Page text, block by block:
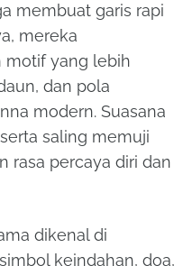
membuat garis rapi
mereka
motif yang lebih
dan pola
modern. Suasana
saling memuji
rasa percaya diri dan
dikenal di
keindahan, doa,